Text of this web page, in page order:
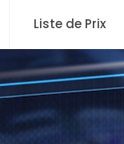
Liste de Prix